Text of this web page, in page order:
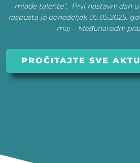
mlade talente”. Prvi nastavni dan
raspusta je ponedeljak 05.05.2025.
maj – Međunarodni
PROČITAJTE SVE